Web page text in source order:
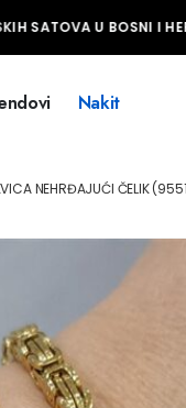
SATOVA U BOSNI I
Nakit
NEHRĐAJUĆI ČELIK